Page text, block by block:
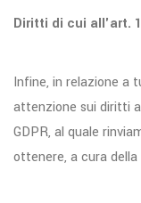
Diritti di cui all'art.
Infine, in relazione a
attenzione sui diritti
GDPR, al quale
ottenere, a cura